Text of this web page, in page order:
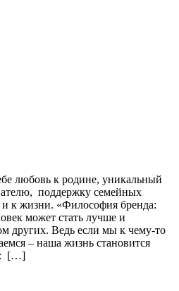
любовь к родине, уникальный
поддержку семейных
к жизни. «Философия бренда:
может стать лучше и
других. Ведь если мы к чему-то
– наша жизнь становится
[…]